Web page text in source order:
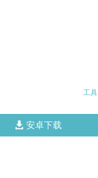
工具
安卓下载